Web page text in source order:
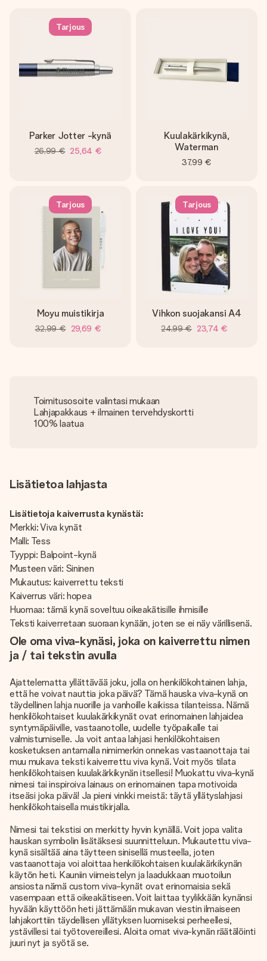
Tarjous
Parker Jotter -kynä
26,99 € 25,64 €
Kuulakärkikynä,
Waterman
37,99 €
Tarjous
Moyu muistikirja
32,99 € 29,69 €
Tarjous
Vihkon suojakansi A4
24,99 € 23,74 €
Toimitusosoite valintasi mukaan
Lahjapakkaus + ilmainen tervehdyskortti
100% laatua
Lisätietoa lahjasta
Lisätietoja kaiverrusta kynästä:
Merkki: Viva kynät
Malli: Tess
Tyyppi: Balpoint-kynä
Musteen väri: Sininen
Mukautus: kaiverrettu teksti
Kaiverrus väri: hopea
Huomaa: tämä kynä soveltuu oikeakätisille ihmisille
Teksti kaiverretaan suoraan kynään, joten se ei näy värillisenä.
Ole oma viva-kynäsi, joka on kaiverrettu nimen
ja / tai tekstin avulla
Ajattelematta yllättävää joku, jolla on henkilökohtainen lahja,
että he voivat nauttia joka päivä? Tämä hauska viva-kynä on
täydellinen lahja nuorille ja vanhoille kaikissa tilanteissa. Nämä
henkilökohtaiset kuulakärkikynät ovat erinomainen lahjaidea
syntymäpäiville, vastaanotolle, uudelle työpaikalle tai
valmistumiselle. Ja voit antaa lahjasi henkilökohtaisen
kosketuksen antamalla nimimerkin onnekas vastaanottaja tai
muu mukava teksti kaiverrettu viva kynä. Voit myös tilata
henkilökohtaisen kuulakärkikynän itsellesi! Muokattu viva-kynä
nimesi tai inspiroiva lainaus on erinomainen tapa motivoida
itseäsi joka päivä! Ja pieni vinkki meistä: täytä yllätyslahjasi
henkilökohtaisella muistikirjalla.
Nimesi tai tekstisi on merkitty hyvin kynällä. Voit jopa valita
hauskan symbolin lisätäksesi suunnitteluun. Mukautettu viva-
kynä sisältää aina täytteen sinisellä musteella, joten
vastaanottaja voi aloittaa henkilökohtaisen kuulakärkikynän
käytön heti. Kauniin viimeistelyn ja laadukkaan muotoilun
ansiosta nämä custom viva-kynät ovat erinomaisia ​​sekä
vasempaan että oikeakätiseen. Voit laittaa tyylikkään kynänsi
hyvään käyttöön heti jättämään mukavan viestin ilmaiseen
lahjakorttiin täydellisen yllätyksen luomiseksi perheellesi,
ystävillesi tai työtovereillesi. Aloita omat viva-kynän räätälöinti
juuri nyt ja syötä se.